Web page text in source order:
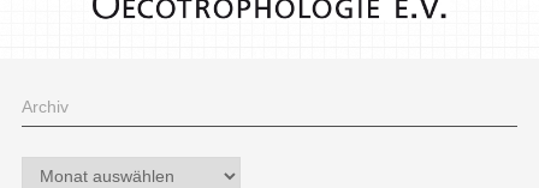
Archiv
Archiv